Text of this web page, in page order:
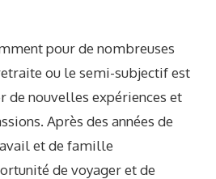
pour de nombreuses
ou le semi-subjectif est
de nouvelles expériences et
Après des années de
et de famille
de voyager et de